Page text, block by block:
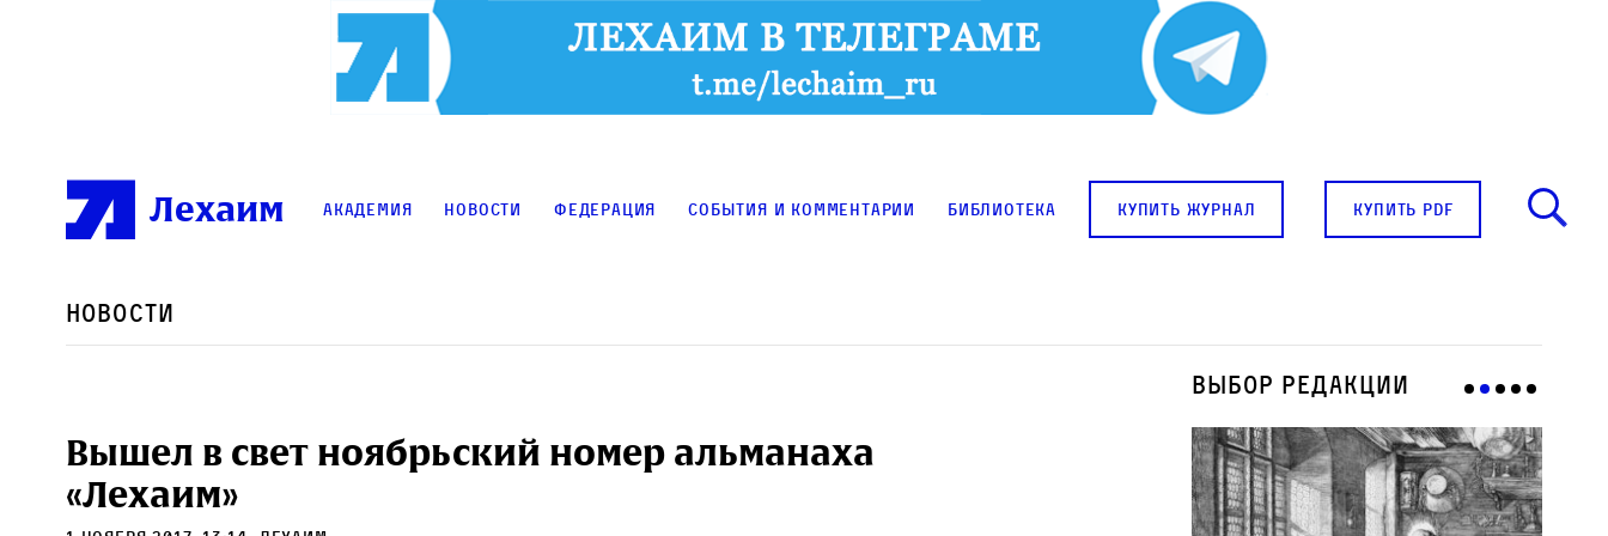
Лехаим Академия Новости Федерация События и комментарии Библиотека купить журнал купить pdf
Новости
Вышел в свет ноябрьский номер альманаха
«Лехаим»
Выбор редакции